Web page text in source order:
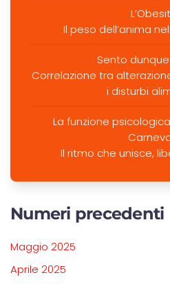
Il peso dell’anima
Sento
Correlazione tra
i disturbi
La funzione
Il ritmo che unisce,
Numeri precedenti
Maggio 2025
Aprile 2025